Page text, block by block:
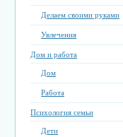
Делаем своими руками
Увлечения
Дом и работа
Дом
Работа
Психология семьи
Дети